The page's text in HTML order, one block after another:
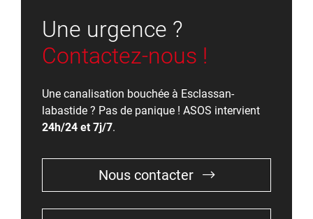
Une urgence ?
Contactez-nous !
Une canalisation bouchée à Esclassan-
labastide ? Pas de panique ! ASOS intervient
24h/24 et 7j/7.
Nous contacter